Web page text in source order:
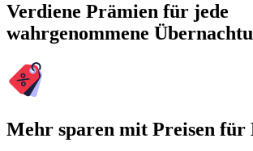
Verdiene Prämien für jede
wahrgenommene
Mehr sparen mit Preisen